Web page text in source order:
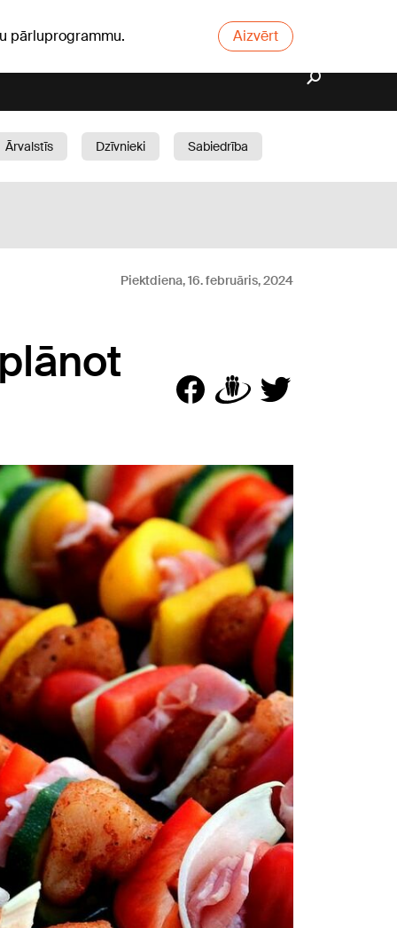
pārluprogrammu. Aizvērt
Ārvalstīs Dzīvnieki
Sabiedrība
Piektdiena, 16. februāris, 2024